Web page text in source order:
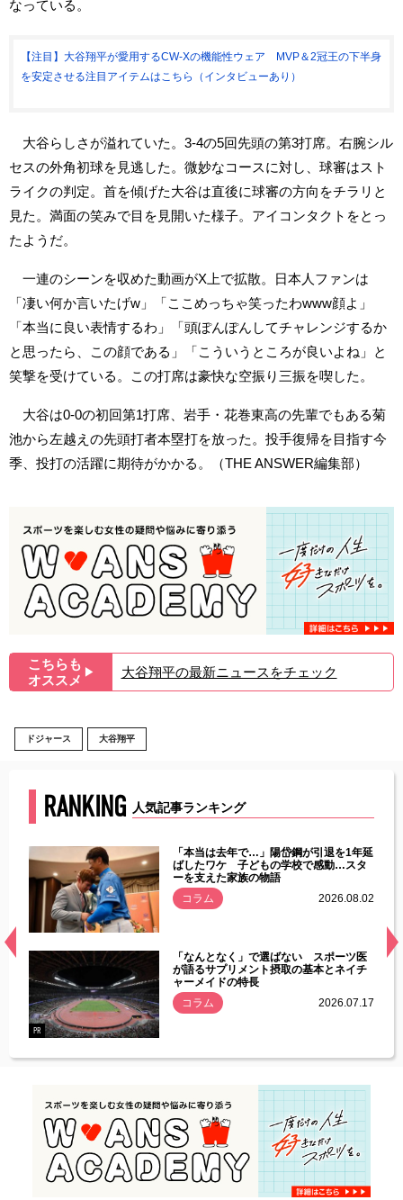
なっている。
【注目】大谷翔平が愛用するCW-Xの機能性ウェア MVP＆2冠王の下半身
を安定させる注目アイテムはこちら（インタビューあり）
大谷らしさが溢れていた。3-4の5回先頭の第3打席。右腕シル
セスの外角初球を見逃した。微妙なコースに対し、球審はスト
ライクの判定。首を傾げた大谷は直後に球審の方向をチラリと
見た。満面の笑みで目を見開いた様子。アイコンタクトをとっ
たようだ。
一連のシーンを収めた動画がX上で拡散。日本人ファンは
「凄い何か言いたげw」「ここめっちゃ笑ったわwww顔よ」
「本当に良い表情するわ」「頭ぽんぽんしてチャレンジするか
と思ったら、この顔である」「こういうところが良いよね」と
笑撃を受けている。この打席は豪快な空振り三振を喫した。
大谷は0-0の初回第1打席、岩手・花巻東高の先輩でもある菊
池から左越えの先頭打者本塁打を放った。投手復帰を目指す今
季、投打の活躍に期待がかかる。（THE ANSWER編集部）
こちらも
オススメ ▶︎ 大谷翔平の最新ニュースをチェック
ドジャース 大谷翔平
RANKING 人気記事ランキング
常
「本当は去年で…」陽岱鋼が引退を1年延
ばしたワケ 子どもの学校で感動…スタ
ーを支えた家族の物語
コラム
2026.08.02
PR
「なんとなく」で選ばない スポーツ医
が語るサプリメント摂取の基本とネイチ
ャーメイドの特長
コラム
2026.07.17